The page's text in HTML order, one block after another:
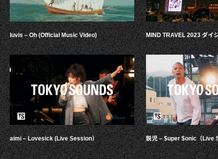
luvis – Oh (Official Music Video)
aimi – Lovesick (Live Session）
MIND TRAVEL 2023 ダイ
鋭児 – $uper $onic（Live